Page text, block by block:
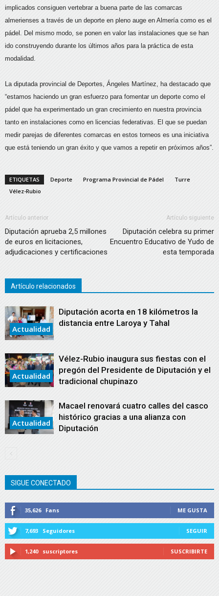
implicados consiguen vertebrar a buena parte de las comarcas
almerienses a través de un deporte en pleno auge en Almería como es el
pádel. Del mismo modo, se ponen en valor las instalaciones que se han
ido construyendo durante los últimos años para la práctica de esta
modalidad.
La diputada provincial de Deportes, Ángeles Martínez, ha destacado que
“estamos haciendo un gran esfuerzo para fomentar un deporte como el
pádel que ha experimentado un gran crecimiento en nuestra provincia
tanto en instalaciones como en licencias federativas. El que se puedan
medir parejas de diferentes comarcas en estos torneos es una iniciativa
que está teniendo un gran éxito y que vamos a repetir en próximos años”.
ETIQUETAS Deporte Programa Provincial de Pádel
Turre
Vélez-Rubio
Artículo anterior
Diputación aprueba 2,5 millones
de euros en licitaciones,
adjudicaciones y certificaciones
Artículo siguiente
Diputación celebra su primer
Encuentro Educativo de Yudo de
esta temporada
Artículo relacionados
Actualidad
Diputación acorta en 18 kilómetros la
distancia entre Laroya y Tahal
Actualidad
Vélez-Rubio inaugura sus fiestas con el
pregón del Presidente de Diputación y el
tradicional chupinazo
Actualidad
Macael renovará cuatro calles del casco
histórico gracias a una alianza con
Diputación
SIGUE CONECTADO
35,626 Fans ME GUSTA
7,693 Seguidores SEGUIR
1,240 suscriptores SUSCRIBIRTE